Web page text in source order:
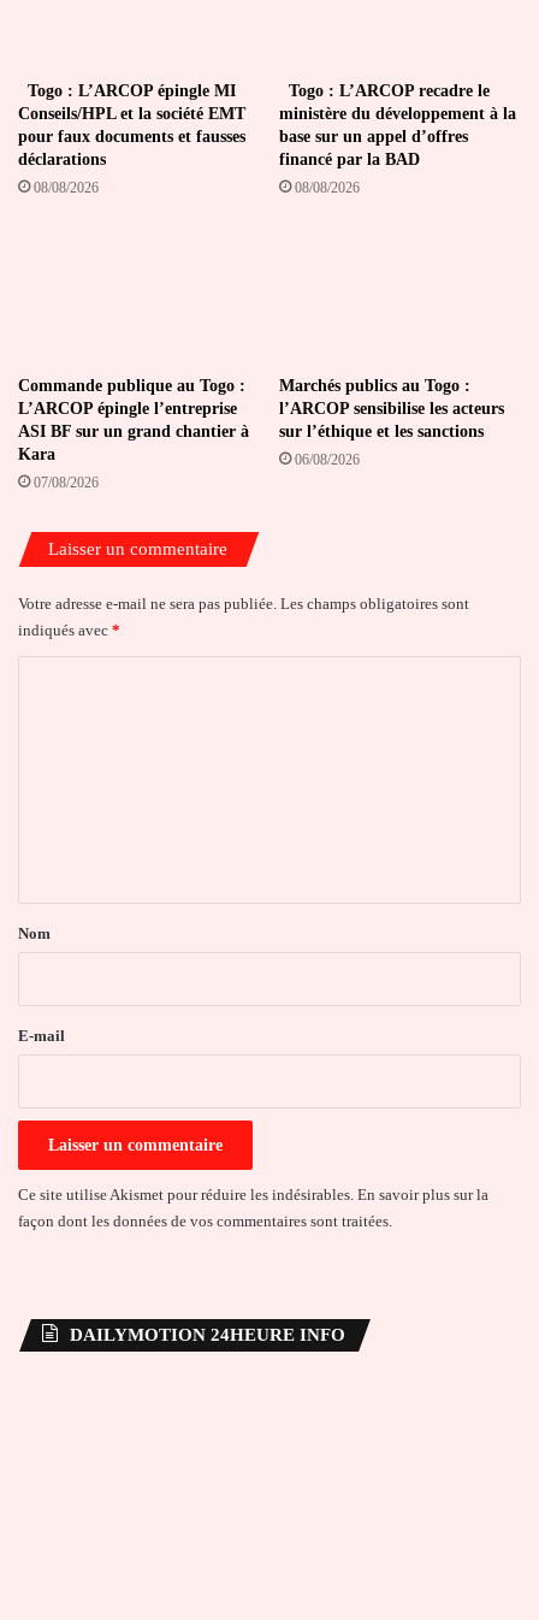
Togo : L’ARCOP épingle MI
Conseils/HPL et la société EMT
pour faux documents et fausses
déclarations
08/08/2026
Togo : L’ARCOP recadre le
ministère du développement à la
base sur un appel d’offres
financé par la BAD
08/08/2026
Commande publique au Togo :
L’ARCOP épingle l’entreprise
ASI BF sur un grand chantier à
Kara
07/08/2026
Marchés publics au Togo :
l’ARCOP sensibilise les acteurs
sur l’éthique et les sanctions
06/08/2026
Laisser un commentaire
Votre adresse e-mail ne sera pas publiée. Les champs obligatoires sont
indiqués avec *
a
e
Nom
E-mail
Ce site utilise Akismet pour réduire les indésirables. En savoir plus sur la
façon dont les données de vos commentaires sont traitées
DAILYMOTION 24HEURE INFO